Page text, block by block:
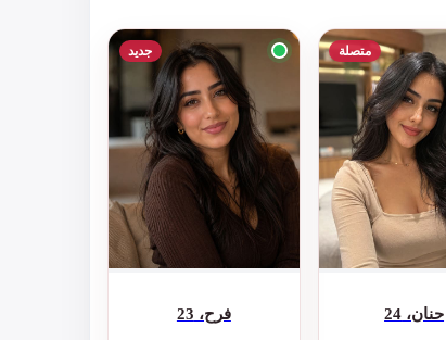
متصلة
حنان، 24
جديد
فرح، 23